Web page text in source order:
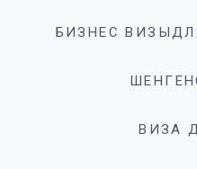
БИЗНЕС
ВИЗА